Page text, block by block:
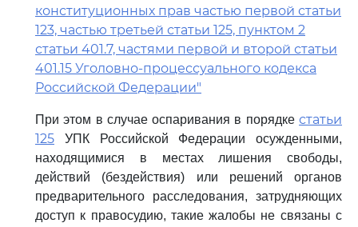
конституционных прав частью первой статьи
123, частью третьей статьи 125, пунктом 2
статьи 401.7, частями первой и второй статьи
401.15 Уголовно-процессуального кодекса
Российской Федерации"
При этом в случае оспаривания в порядке статьи
125 УПК Российской Федерации осужденными,
находящимися в местах лишения свободы,
действий (бездействия) или решений органов
предварительного расследования, затрудняющих
доступ к правосудию, такие жалобы не связаны с